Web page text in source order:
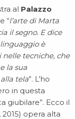
al Palazzo
“l’arte di Marta
il segno. E dice
è
nelle tecniche, che
la sua
tela”. L’ho
in questa
giubilare”. Ecco il
opera alta